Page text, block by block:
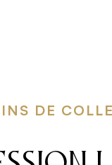
DE